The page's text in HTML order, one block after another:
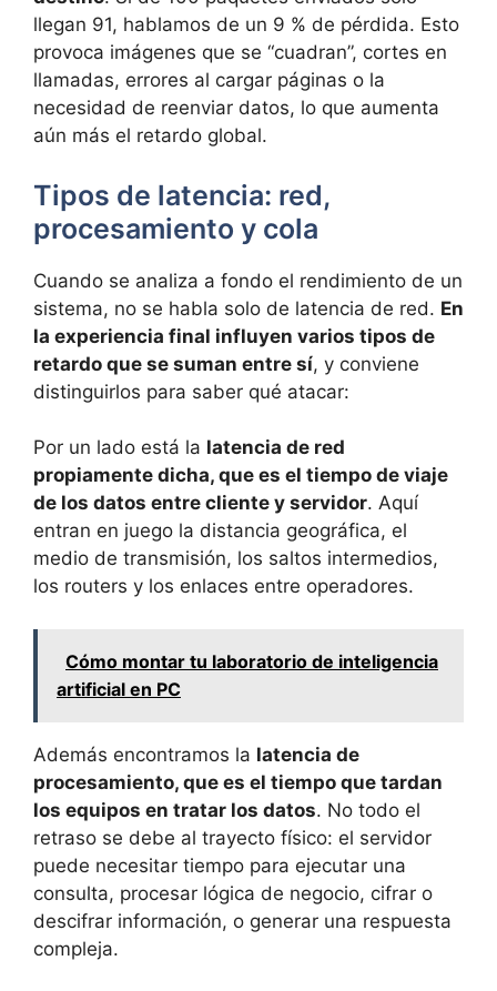
llegan 91, hablamos de un 9 % de pérdida. Esto
provoca imágenes que se “cuadran”, cortes en
llamadas, errores al cargar páginas o la
necesidad de reenviar datos, lo que aumenta
aún más el retardo global.
Tipos de latencia: red,
procesamiento y cola
Cuando se analiza a fondo el rendimiento de un
sistema, no se habla solo de latencia de red. En
la experiencia final influyen varios tipos de
retardo que se suman entre sí, y conviene
distinguirlos para saber qué atacar:
Por un lado está la latencia de red
propiamente dicha, que es el tiempo de viaje
de los datos entre cliente y servidor. Aquí
entran en juego la distancia geográfica, el
medio de transmisión, los saltos intermedios,
los routers y los enlaces entre operadores.
Cómo montar tu laboratorio de inteligencia
artificial en PC
Además encontramos la latencia de
procesamiento, que es el tiempo que tardan
los equipos en tratar los datos. No todo el
retraso se debe al trayecto físico: el servidor
puede necesitar tiempo para ejecutar una
consulta, procesar lógica de negocio, cifrar o
descifrar información, o generar una respuesta
compleja.